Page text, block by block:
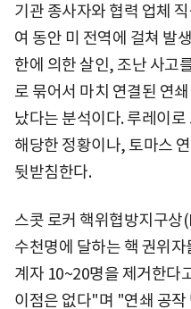
기관 종사자와 협력 업체
여 동안 미 전역에 걸쳐 발
한에 의한 살인, 조난 사고
로 묶어서 마치 연결된 연
났다는 분석이다. 루레이
해당한 정황이나, 토마스
뒷받침한다.
스콧 로커 핵위협방지구
수천명에 달하는 핵 권위
계자 10~20명을 제거한다
이점은 없다"며 "연쇄 공작